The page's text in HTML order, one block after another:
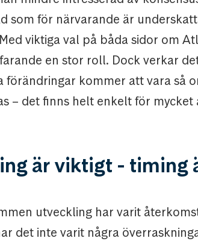
som för närvarande är
viktiga val på båda sidor om
en stor roll. Dock verkar
förändringar kommer att vara så
– det finns helt enkelt för
är viktigt - timing
utveckling har varit
det inte varit några